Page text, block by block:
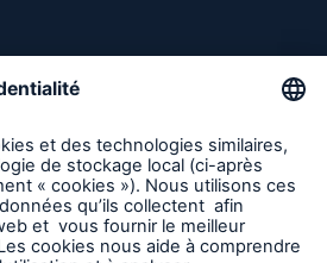
d'assurance - Bris des équipments